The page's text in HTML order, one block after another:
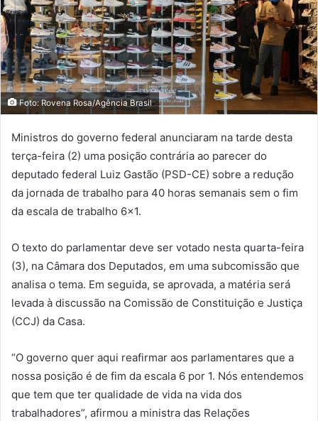
Foto: Rovena Rosa/Agência Brasil
Ministros do governo federal anunciaram na tarde desta
terça-feira (2) uma posição contrária ao parecer do
deputado federal Luiz Gastão (PSD-CE) sobre a redução
da jornada de trabalho para 40 horas semanais sem o fim
da escala de trabalho 6×1.
O texto do parlamentar deve ser votado nesta quarta-feira
(3), na Câmara dos Deputados, em uma subcomissão que
analisa o tema. Em seguida, se aprovada, a matéria será
levada à discussão na Comissão de Constituição e Justiça
(CCJ) da Casa.
“O governo quer aqui reafirmar aos parlamentares que a
nossa posição é de fim da escala 6 por 1. Nós entendemos
que tem que ter qualidade de vida na vida dos
trabalhadores”, afirmou a ministra das Relações